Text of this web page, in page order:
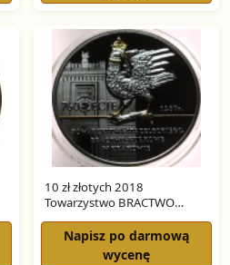
10 zł złotych 2018
Towarzystwo BRACTWO
KURKOWE SREBRO
Napisz po darmową
wycenę